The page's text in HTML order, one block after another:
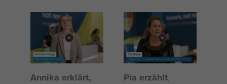
Annika erklärt,
Pia erzählt,